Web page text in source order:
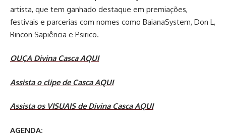
artista, que tem ganhado destaque em premiações,
festivais e parcerias com nomes como BaianaSystem, Don L,
Rincon Sapiência e Psirico.
OUÇA Divina Casca AQUI
Assista o clipe de Casca AQUI
Assista os VISUAIS de Divina Casca AQUI
AGENDA: